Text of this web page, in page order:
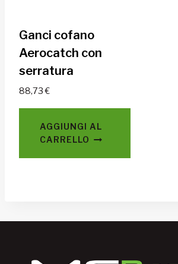
Ganci cofano
Aerocatch con
serratura
88,73€
AGGIUNGI AL
CARRELLO